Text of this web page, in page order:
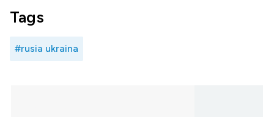
Tags
#rusia ukraina